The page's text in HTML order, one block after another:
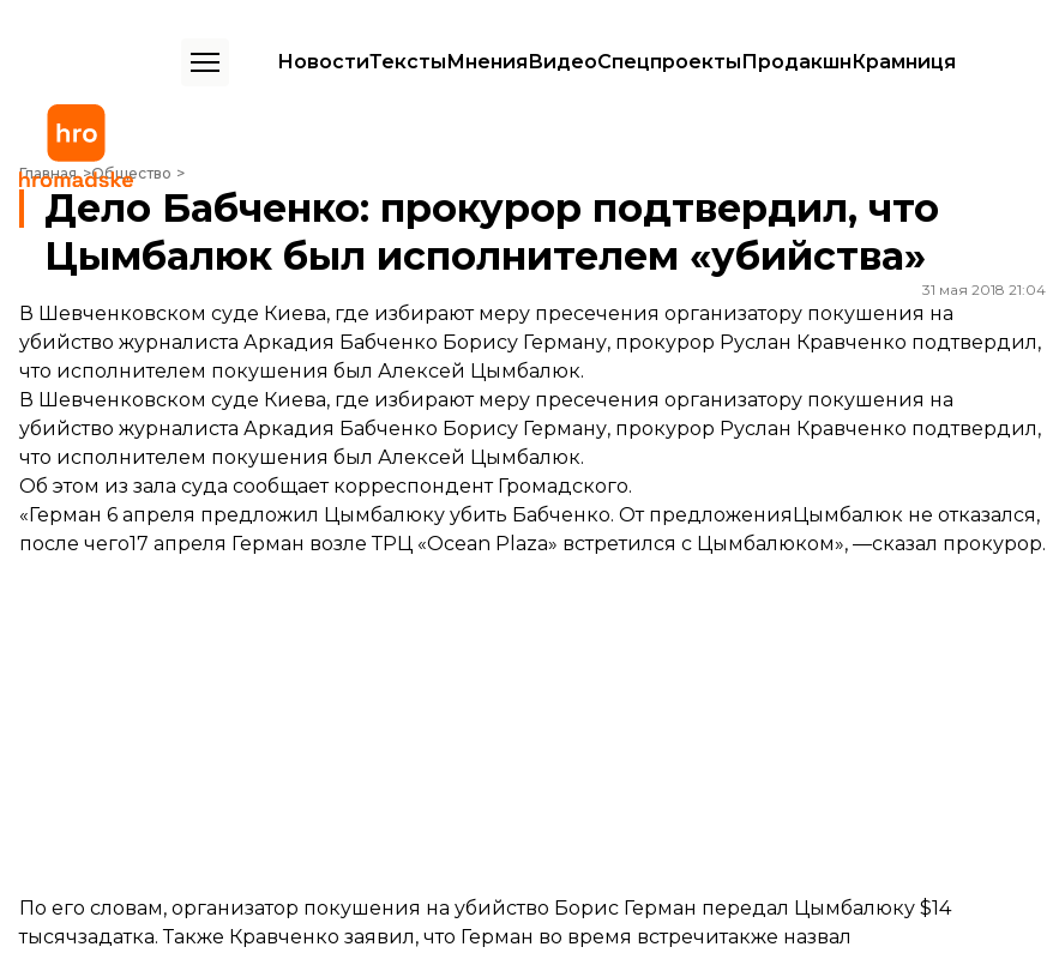
НовостиТекстыМненияВидеоСпецпроектыПродакшнКрамниця
Главная Общество
Дело Бабченко: прокурор подтвердил, что Цымбалюк был исполнителем «убийства»
Дело Бабченко: прокурор подтвердил, что
Цымбалюк был исполнителем «убийства»
31 мая 2018 21:04
В Шевченковском суде Киева, где избирают меру пресечения организатору покушения на
убийство журналиста Аркадия Бабченко Борису Герману, прокурор Руслан Кравченко подтвердил,
что исполнителем покушения был Алексей Цымбалюк.
В Шевченковском суде Киева, где избирают меру пресечения организатору покушения на
убийство журналиста Аркадия Бабченко Борису Герману, прокурор Руслан Кравченко подтвердил,
что исполнителем покушения был Алексей Цымбалюк.
Об этом из зала суда сообщает корреспондент Громадского.
«Герман 6 апреля предложил Цымбалюку убить Бабченко. От предложенияЦымбалюк не отказался,
после чего17 апреля Герман возле ТРЦ «Ocean Plaza» встретился с Цымбалюком», —сказал прокурор.
По его словам, организатор покушения на убийство Борис Герман передал Цымбалюку $14
тысячзадатка. Также Кравченко заявил, что Герман во время встречитакже назвал